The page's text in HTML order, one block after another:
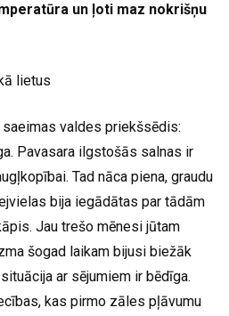
un ļoti maz nokrišņu
lietus
saeimas valdes priekšsēdis:
Pavasara ilgstošās salnas ir
Tad nāca piena, graudu
bija iegādātas par tādām
Jau trešo mēnesi jūtam
šogad laikam bijusi biežāk
ar sējumiem ir bēdīga.
kas pirmo zāles pļāvumu